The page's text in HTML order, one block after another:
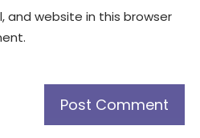
and website in this browser